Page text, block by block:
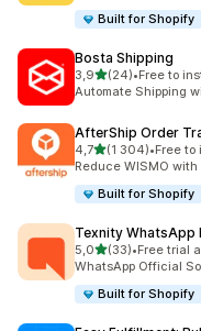
Built for Shopify
Bosta Shipping
3,9av 5 stjerner
(24)
Totalt 24 omtaler
•Free to
Automate Shipping
AfterShip Order
4,7av 5 stjerner
(1 304)
Totalt 1304 omtaler
•Free to
Reduce WISMO
Built for Shopify
Texnity WhatsApp
5,0av 5 stjerner
(33)
Totalt 33 omtaler
•Free trial
WhatsApp Official
Built for Shopify